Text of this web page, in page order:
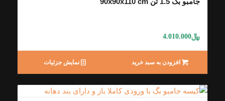
﷼4.010.000
افزودن به سبد خرید نمایش جزئیات